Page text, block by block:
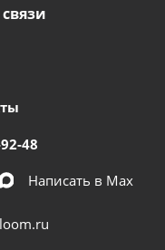
48
Написать в Мах